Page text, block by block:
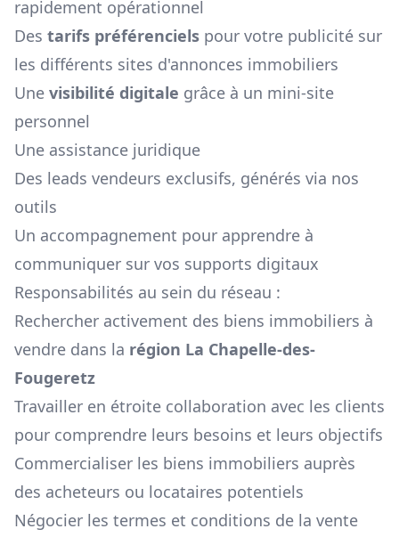
rapidement opérationnel
Des tarifs préférenciels pour votre publicité sur
les différents sites d'annonces immobiliers
Une visibilité digitale grâce à un mini-site
personnel
Une assistance juridique
Des leads vendeurs exclusifs, générés via nos
outils
Un accompagnement pour apprendre à
communiquer sur vos supports digitaux
Responsabilités au sein du réseau :
Rechercher activement des biens immobiliers à
vendre dans la région La Chapelle-des-
Fougeretz
Travailler en étroite collaboration avec les clients
pour comprendre leurs besoins et leurs objectifs
Commercialiser les biens immobiliers auprès
des acheteurs ou locataires potentiels
Négocier les termes et conditions de la vente